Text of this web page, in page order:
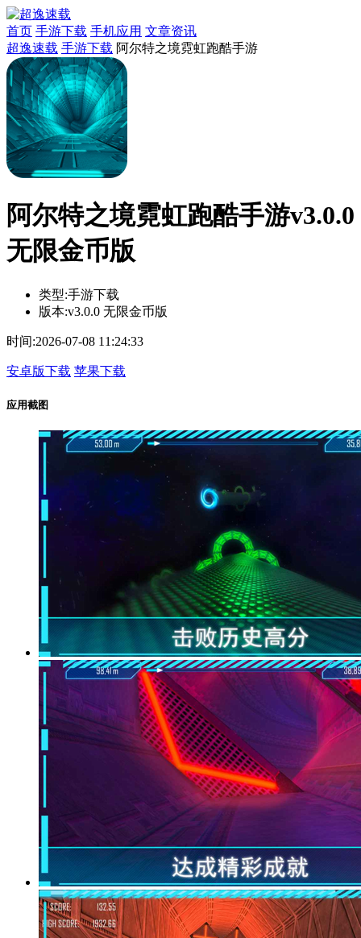
首页 手游下载 手机应用 文章资讯
超逸速载 手游下载 阿尔特之境霓虹跑酷手游
阿尔特之境霓虹跑酷手游v3.0.0
无限金币版
类型:手游下载
版本:v3.0.0 无限金币版
时间:2026-07-08 11:24:33
安卓版下载 苹果下载
应用截图